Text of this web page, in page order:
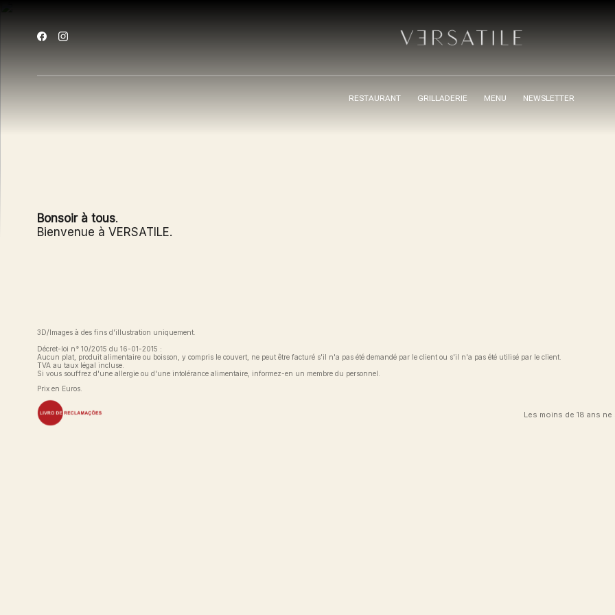
RESTAURANT GRILLADERIE MENU NEWSLETTER
Bonsoir à tous.
Bienvenue à VERSATILE.
3D/Images à des fins d'illustration uniquement.
Décret-loi n° 10/2015 du 16-01-2015 :
Aucun plat, produit alimentaire ou boisson, y compris le couvert, ne peut être facturé s'il n'a pas été demandé par le client ou s'il n'a pas été utilisé par le client.
TVA au taux légal incluse.
Si vous souffrez d'une allergie ou d'une intolérance alimentaire, informez-en un membre du personnel.
Prix en Euros.
Les moins de 18 ans